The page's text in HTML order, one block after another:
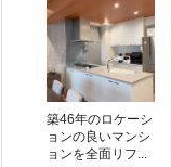
築46年のロケーシ
ョンの良いマンシ
ョンを全面リフ...